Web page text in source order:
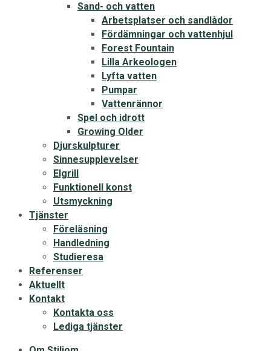
Sand- och vatten
Arbetsplatser och sandlådor
Fördämningar och vattenhjul
Forest Fountain
Lilla Arkeologen
Lyfta vatten
Pumpar
Vattenrännor
Spel och idrott
Growing Older
Djurskulpturer
Sinnesupplevelser
Elgrill
Funktionell konst
Utsmyckning
Tjänster
Föreläsning
Handledning
Studieresa
Referenser
Aktuellt
Kontakt
Kontakta oss
Lediga tjänster